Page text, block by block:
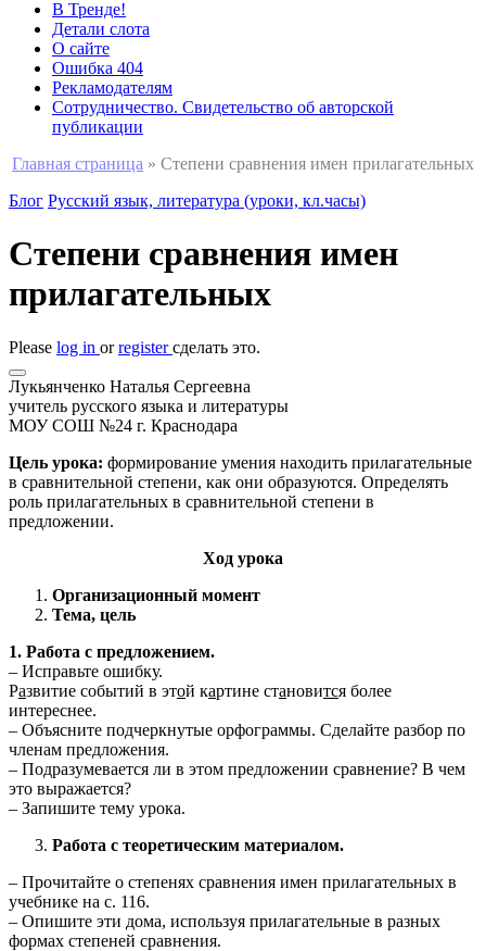
В Тренде!
Детали слота
О сайте
Ошибка 404
Рекламодателям
Сотрудничество. Свидетельство об авторской
публикации
Главная страница » Степени сравнения имен прилагательных
Блог Русский язык, литература (уроки, кл.часы)
Степени сравнения имен
прилагательных
Please log in orregisterсделать это.
Лукьянченко Наталья Сергеевна
учитель русского языка и литературы
МОУ СОШ №24 г. Краснодара
Цель урока: формирование умения находить прилагательные
в сравнительной степени, как они образуются. Определять
роль прилагательных в сравнительной степени в
предложении.
Ход урока
Организационный момент
Тема, цель
1. Работа с предложением.
– Исправьте ошибку.
Развитие событий в этой картине становится более
интереснее.
– Объясните подчеркнутые орфограммы. Сделайте разбор по
членам предложения.
– Подразумевается ли в этом предложении сравнение? В чем
это выражается?
– Запишите тему урока.
Работа с теоретическим материалом.
– Прочитайте о степенях сравнения имен прилагательных в
учебнике на с. 116.
– Опишите эти дома, используя прилагательные в разных
формах степеней сравнения.